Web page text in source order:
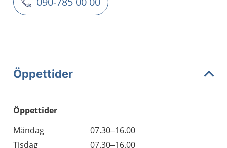
Öppettider
Öppettider
Dag
Öppettider
Kommentarer
Måndag
07.30–16.00
Tisdag
07.30–16.00